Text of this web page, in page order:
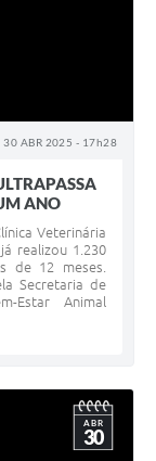
30 ABR 2025 - 17h28
ANO
Veterinária
realizou 1.230
de 12 meses.
Secretaria de
Estar Animal
ABR
30